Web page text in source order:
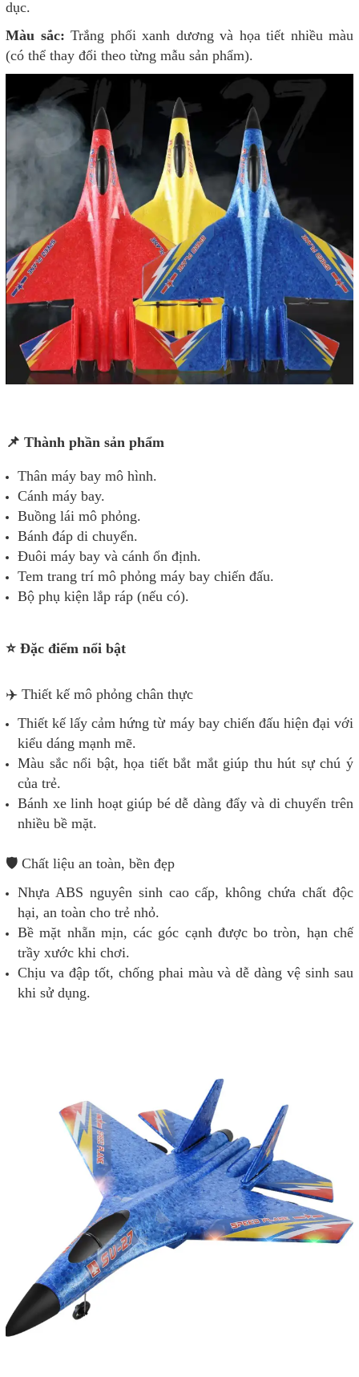
dục.
Màu sắc: Trắng phối xanh dương và họa tiết nhiều màu
(có thể thay đổi theo từng mẫu sản phẩm).
📌 Thành phần sản phẩm
Thân máy bay mô hình.
Cánh máy bay.
Buồng lái mô phỏng.
Bánh đáp di chuyển.
Đuôi máy bay và cánh ổn định.
Tem trang trí mô phỏng máy bay chiến đấu.
Bộ phụ kiện lắp ráp (nếu có).
⭐ Đặc điểm nổi bật
✈️ Thiết kế mô phỏng chân thực
Thiết kế lấy cảm hứng từ máy bay chiến đấu hiện đại với
kiểu dáng mạnh mẽ.
Màu sắc nổi bật, họa tiết bắt mắt giúp thu hút sự chú ý
của trẻ.
Bánh xe linh hoạt giúp bé dễ dàng đẩy và di chuyển trên
nhiều bề mặt.
🛡️ Chất liệu an toàn, bền đẹp
Nhựa ABS nguyên sinh cao cấp, không chứa chất độc
hại, an toàn cho trẻ nhỏ.
Bề mặt nhẵn mịn, các góc cạnh được bo tròn, hạn chế
trầy xước khi chơi.
Chịu va đập tốt, chống phai màu và dễ dàng vệ sinh sau
khi sử dụng.